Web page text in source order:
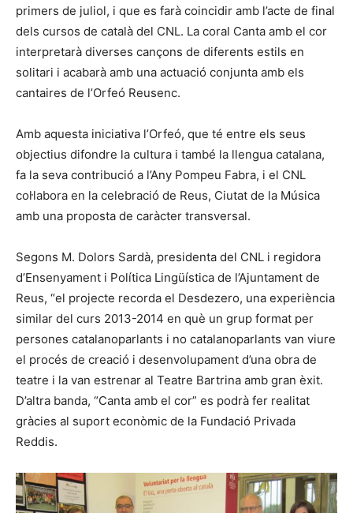
primers de juliol, i que es farà coincidir amb l’acte de final
dels cursos de català del CNL. La coral Canta amb el cor
interpretarà diverses cançons de diferents estils en
solitari i acabarà amb una actuació conjunta amb els
cantaires de l’Orfeó Reusenc.
Amb aquesta iniciativa l’Orfeó, que té entre els seus
objectius difondre la cultura i també la llengua catalana,
fa la seva contribució a l’Any Pompeu Fabra, i el CNL
col·labora en la celebració de Reus, Ciutat de la Música
amb una proposta de caràcter transversal.
Segons M. Dolors Sardà, presidenta del CNL i regidora
d’Ensenyament i Política Lingüística de l’Ajuntament de
Reus, “el projecte recorda el Desdezero, una experiència
similar del curs 2013-2014 en què un grup format per
persones catalanoparlants i no catalanoparlants van viure
el procés de creació i desenvolupament d’una obra de
teatre i la van estrenar al Teatre Bartrina amb gran èxit.
D’altra banda, “Canta amb el cor” es podrà fer realitat
gràcies al suport econòmic de la Fundació Privada
Reddis.